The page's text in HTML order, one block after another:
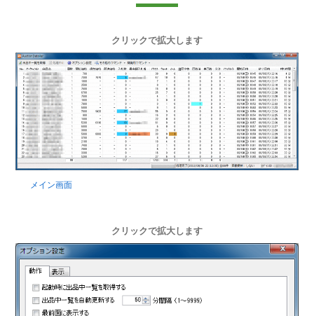
クリックで拡大します
メイン画面
クリックで拡大します